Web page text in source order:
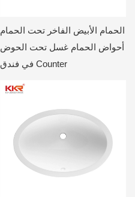
الحمام الأبيض الفاخر تحت الحمام
أحواض الحمام غسل تحت الحوض
في فندق Counter